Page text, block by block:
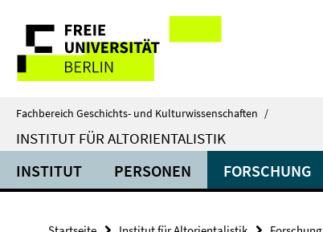
direkt
Inhalt
Service-
Navigation
Fachbereich Geschichts- und Kulturwissenschaften /
INSTITUT FÜR ALTORIENTALISTIK
INSTITUT PERSONEN FORSCHUNG